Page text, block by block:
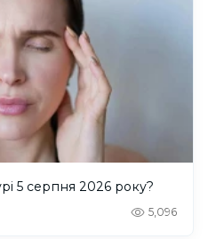
5 серпня 2026 року?
5,096